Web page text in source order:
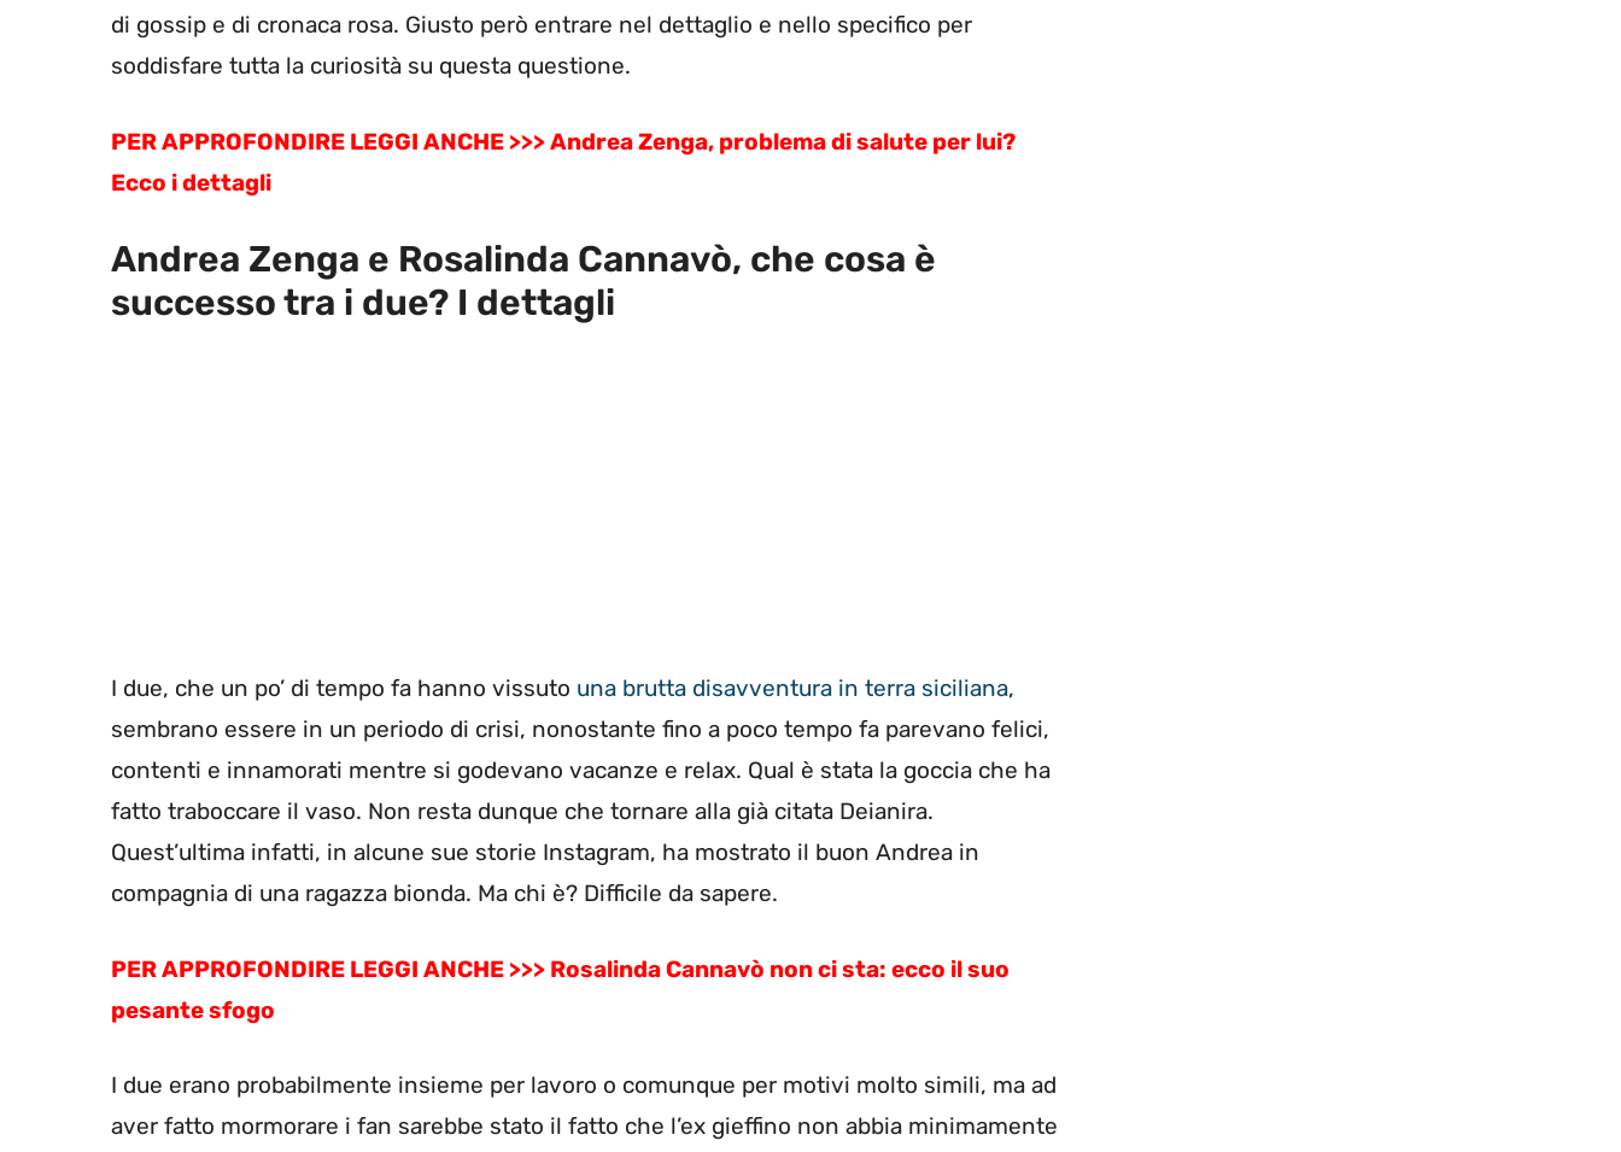
di gossip e di cronaca rosa. Giusto però entrare nel dettaglio e nello specifico per
soddisfare tutta la curiosità su questa questione.
PER APPROFONDIRE LEGGI ANCHE >>> Andrea Zenga, problema di salute per lui?
Ecco i dettagli
Andrea Zenga e Rosalinda Cannavò, che cosa è
successo tra i due? I dettagli
I due, che un po’ di tempo fa hanno vissuto una brutta disavventura in terra siciliana,
sembrano essere in un periodo di crisi, nonostante fino a poco tempo fa parevano felici,
contenti e innamorati mentre si godevano vacanze e relax. Qual è stata la goccia che ha
fatto traboccare il vaso. Non resta dunque che tornare alla già citata Deianira.
Quest’ultima infatti, in alcune sue storie Instagram, ha mostrato il buon Andrea in
compagnia di una ragazza bionda. Ma chi è? Difficile da sapere.
PER APPROFONDIRE LEGGI ANCHE >>> Rosalinda Cannavò non ci sta: ecco il suo
pesante sfogo
I due erano probabilmente insieme per lavoro o comunque per motivi molto simili, ma ad
aver fatto mormorare i fan sarebbe stato il fatto che l’ex gieffino non abbia minimamente